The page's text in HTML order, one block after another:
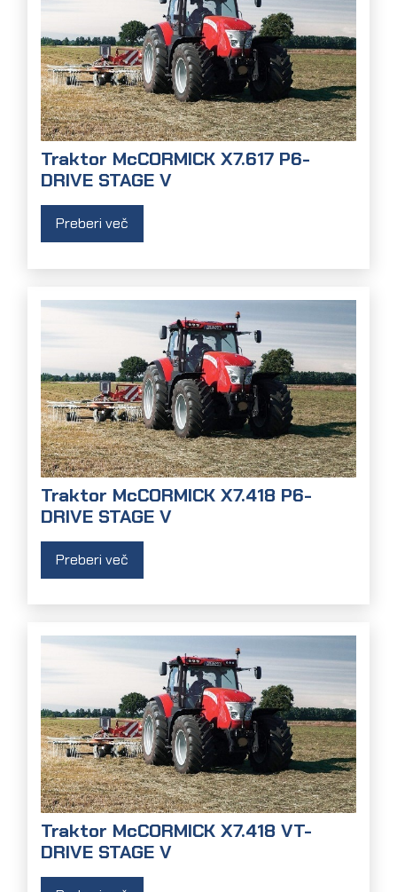
Traktor McCORMICK X7.617 P6-
DRIVE STAGE V
Preberi več
Traktor McCORMICK X7.418 P6-
DRIVE STAGE V
Preberi več
Traktor McCORMICK X7.418 VT-
DRIVE STAGE V